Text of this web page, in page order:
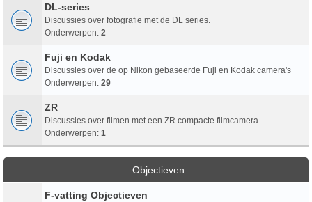
DL-series
Discussies over fotografie met de DL series.
Onderwerpen: 2
Fuji en Kodak
Discussies over de op Nikon gebaseerde Fuji en Kodak camera's
Onderwerpen: 29
ZR
Discussies over filmen met een ZR compacte filmcamera
Onderwerpen: 1
Objectieven
F-vatting Objectieven